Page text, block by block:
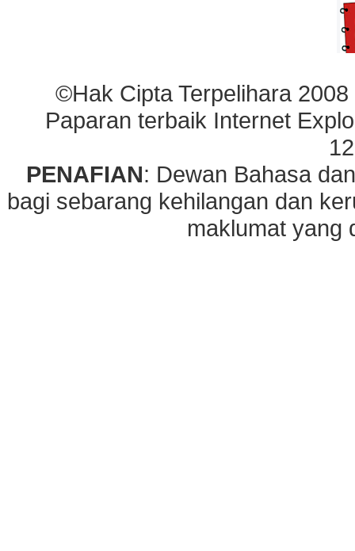
©Hak Cipta Terpelihara
Paparan terbaik Internet
PENAFIAN: Dewan Bahasa
bagi sebarang kehilangan dan
maklumat yang